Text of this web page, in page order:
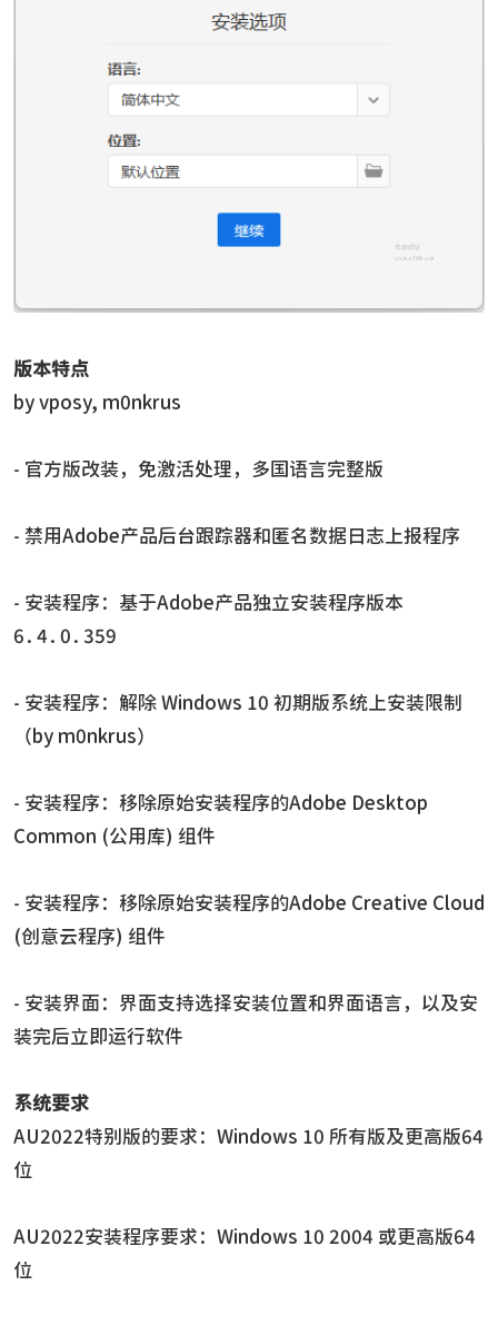
版本特点
by vposy, m0nkrus
- 官方版改装，免激活处理，多国语言完整版
- 禁用Adobe产品后台跟踪器和匿名数据日志上报程序
- 安装程序：基于Adobe产品独立安装程序版本
6.4.0.359
- 安装程序：解除 Windows 10 初期版系统上安装限制
（by m0nkrus）
- 安装程序：移除原始安装程序的Adobe Desktop
Common (公用库) 组件
- 安装程序：移除原始安装程序的Adobe Creative Cloud
(创意云程序) 组件
- 安装界面：界面支持选择安装位置和界面语言，以及安
装完后立即运行软件
系统要求
AU2022特别版的要求：Windows 10 所有版及更高版64
位
AU2022安装程序要求：Windows 10 2004 或更高版64
位